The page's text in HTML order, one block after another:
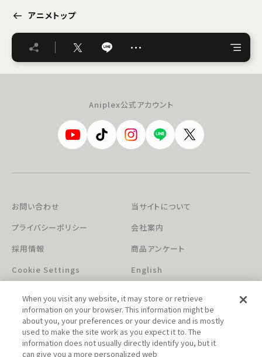
アニメトップ
…
Aniplex公式アカウント
お問い合わせ
当サイトについて
プライバシーポリシー
会社案内
採用情報
商品アンケート
Cookie Settings
English
When you visit any website, it may store or retrieve
information on your browser. This information might be
about you, your preferences or your device and is mostly
used to make the site work as you expect it to. The
information does not usually directly identify you, but it
can give you a more personalized web